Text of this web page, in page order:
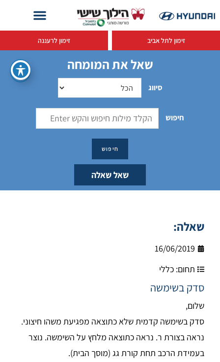
זימון לתל אביב זימון לרעננה
שאל את המומחה
סיווג
חיפוש
שאל שאלה
שאלה:
16/06/2019
תחום: כללי
סדק בשימשה
שלום,
סדק בשימשה קדמית שלא כתוצאה מפגיעת משהו חיצוני.
נראה בצורת ר. נראה כתוצאה מלחץ על השימשה. נוצר
בעמידת הרכב תחת קורת גג (מוסך הבית).